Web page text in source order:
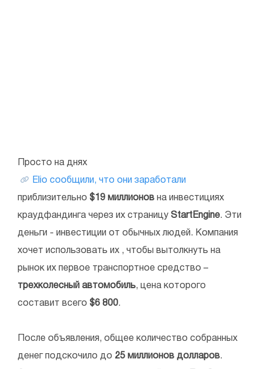
Просто на днях
Elio сообщили, что они заработали
приблизительно $19 миллионов на инвестициях
краудфандинга через их страницу StartEngine. Эти
деньги - инвестиции от обычных людей. Компания
хочет использовать их , чтобы вытолкнуть на
рынок их первое транспортное средство –
трехколесный автомобиль, цена которого
составит всего $6 800.
После объявления, общее количество собранных
денег подскочило до 25 миллионов долларов.